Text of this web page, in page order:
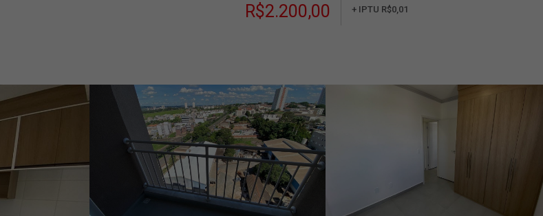
R$2.200,00
+ IPTU R$0,01